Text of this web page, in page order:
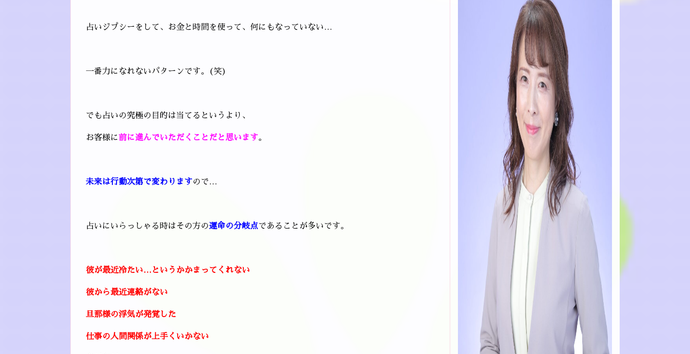
占いジプシーをして、お金と時間を使って、何にもなっていない…
一番力になれないパターンです。(笑)
でも占いの究極の目的は当てるというより、
お客様に前に進んでいただくことだと思います。
未来は行動次第で変わりますので…
占いにいらっしゃる時はその方の運命の分岐点であることが多いです。
彼が最近冷たい…というかかまってくれない
彼から最近連絡がない
旦那様の浮気が発覚した
仕事の人間関係が上手くいかない